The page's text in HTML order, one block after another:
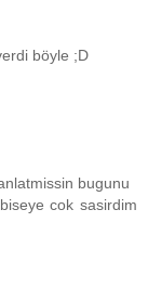
böyle ;D
bugunu
cok sasirdim